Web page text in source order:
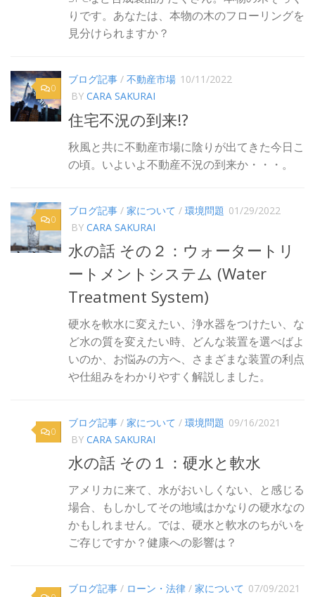
りです。あなたは、本物の木のフローリングを
見分けられますか？
0
ブログ記事 / 不動産市場 10/11/2022
BY CARA SAKURAI
住宅不況の到来!?
秋風と共に不動産市場に陰りが出てきた今日こ
の頃。いよいよ不動産不況の到来か・・・。
0
ブログ記事 / 家について / 環境問題 01/29/2022
BY CARA SAKURAI
水の話 その２：ウォータートリ
ートメントシステム (Water
Treatment System)
硬水を軟水に変えたい、浄水器をつけたい、な
ど水の質を変えたい時、どんな装置を選べばよ
いのか、お悩みの方へ、さまざまな装置の利点
や仕組みをわかりやすく解説しました。
0
ブログ記事 / 家について / 環境問題 09/16/2021
BY CARA SAKURAI
水の話 その１：硬水と軟水
アメリカに来て、水がおいしくない、と感じる
場合、もしかしてその地域はかなりの硬水なの
かもしれません。では、硬水と軟水のちがいを
ご存じですか？健康への影響は？
ブログ記事 / ローン・法律 / 家について 07/09/2021